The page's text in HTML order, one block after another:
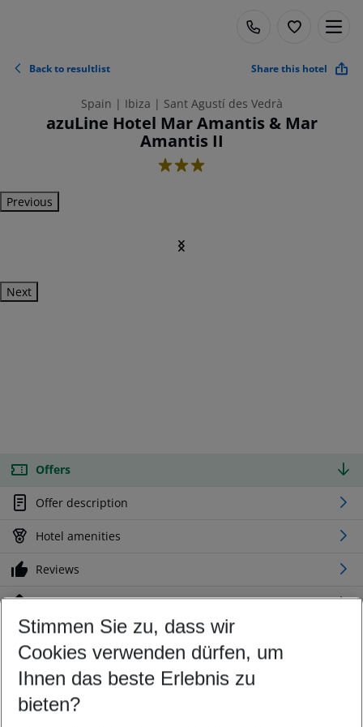
Back to resultlist Share this hotel
Spain | Ibiza | Sant Agustí des Vedrà
azuLine Hotel Mar Amantis & Mar
Amantis II
3
Previous
Next
Offers
Offer description
Hotel amenities
Reviews
Location
Customize your offer
Find the perfect deal which suits your best
Your departure airport
Any airport
Stimmen Sie zu, dass wir
Cookies verwenden dürfen, um
Ihnen das beste Erlebnis zu
bieten?